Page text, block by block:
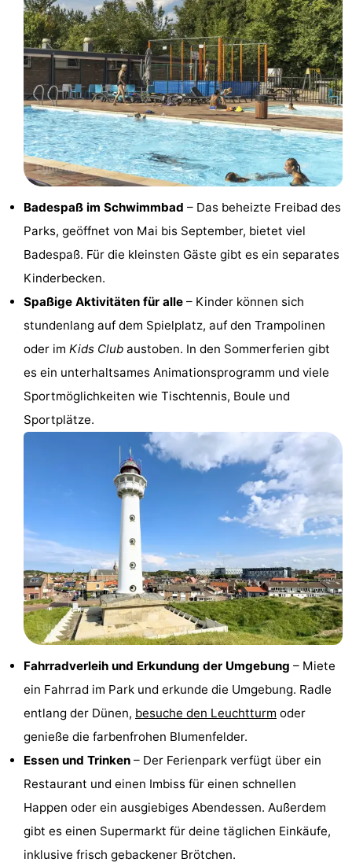
Golfplatze
Surfen
Sportangeln
Blumen
Essen
und
trinken
Veranstaltungen
Praktisch
Route
Parken
Reisebuchshop
Adressen
Region
Nordholland
Schoorlse
Duinen
Bergen
aan
Zee
Bergen
Alkmaar
Noordhollands
duinreservaat
Wijk
aan
Natur
Kennermerland
Haarlem
Zandvoort
Südholland
Badespaß im Schwimmbad – Das beheizte Freibad des
Parks, geöffnet von Mai bis September, bietet viel
Badespaß. Für die kleinsten Gäste gibt es ein separates
Kinderbecken.
Spaßige Aktivitäten für alle – Kinder können sich
stundenlang auf dem Spielplatz, auf den Trampolinen
oder im Kids Club austoben. In den Sommerferien gibt
es ein unterhaltsames Animationsprogramm und viele
Sportmöglichkeiten wie Tischtennis, Boule und
Sportplätze.
Fahrradverleih und Erkundung der Umgebung – Miete
ein Fahrrad im Park und erkunde die Umgebung. Radle
entlang der Dünen, besuche den Leuchtturm oder
genieße die farbenfrohen Blumenfelder.
Essen und Trinken – Der Ferienpark verfügt über ein
Restaurant und einen Imbiss für einen schnellen
Happen oder ein ausgiebiges Abendessen. Außerdem
gibt es einen Supermarkt für deine täglichen Einkäufe,
inklusive frisch gebackener Brötchen.